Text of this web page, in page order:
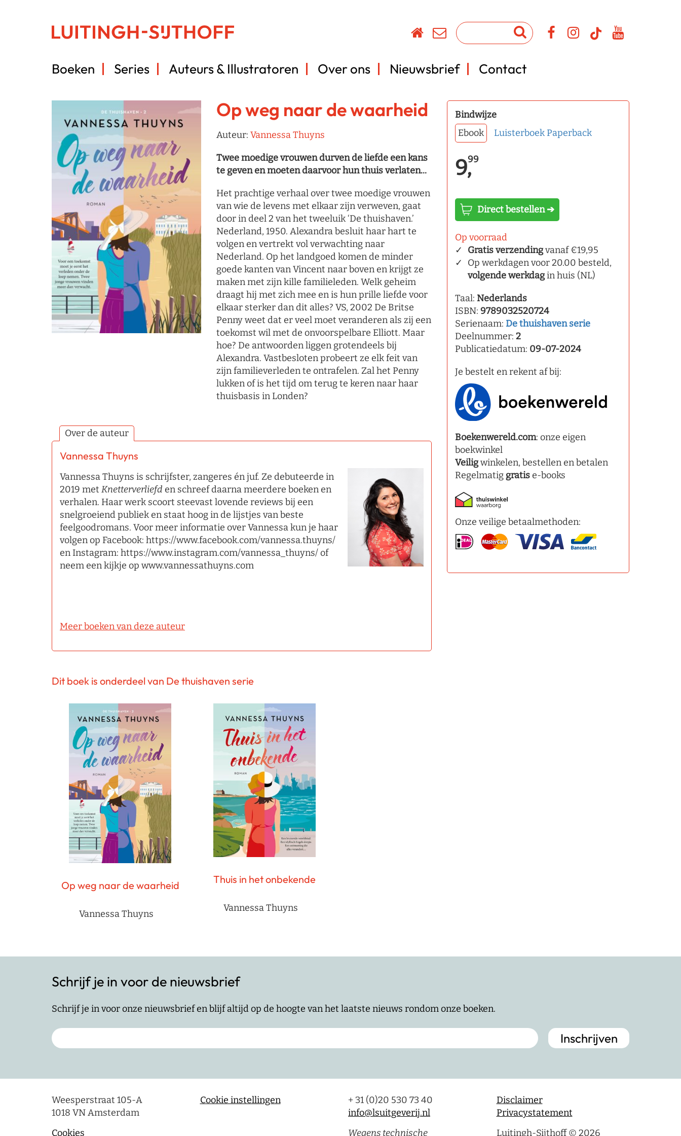
Boeken Series Auteurs & Illustratoren Over ons Nieuwsbrief Contact
Op weg naar de waarheid
Auteur: Vannessa Thuyns
Twee moedige vrouwen durven de liefde een kans
te geven en moeten daarvoor hun thuis verlaten...
Het prachtige verhaal over twee moedige vrouwen
van wie de levens met elkaar zijn verweven, gaat
door in deel 2 van het tweeluik ‘De thuishaven.’
Nederland, 1950. Alexandra besluit haar hart te
volgen en vertrekt vol verwachting naar
Nederland. Op het landgoed komen de minder
goede kanten van Vincent naar boven en krijgt ze
maken met zijn kille familieleden. Welk geheim
draagt hij met zich mee en is hun prille liefde voor
elkaar sterker dan dit alles? VS, 2002 De Britse
Penny weet dat er veel moet veranderen als zij een
toekomst wil met de onvoorspelbare Elliott. Maar
hoe? De antwoorden liggen grotendeels bij
Alexandra. Vastbesloten probeert ze elk feit van
zijn familieverleden te ontrafelen. Zal het Penny
lukken of is het tijd om terug te keren naar haar
thuisbasis in Londen?
Over de auteur
Vannessa Thuyns
Vannessa Thuyns is schrijfster, zangeres én juf. Ze debuteerde in
2019 met Knetterverliefd en schreef daarna meerdere boeken en
verhalen. Haar werk scoort steevast lovende reviews bij een
snelgroeiend publiek en staat hoog in de lijstjes van beste
feelgoodromans. Voor meer informatie over Vannessa kun je haar
volgen op Facebook: https://www.facebook.com/vannessa.thuyns/
en Instagram: https://www.instagram.com/vannessa_thuyns/ of
neem een kijkje op www.vannessathuyns.com
Meer boeken van deze auteur
Bindwijze
Ebook
Luisterboek Paperback
9,99
Direct bestellen ➔
Op voorraad
Gratis verzendingvanaf €19,95
Op werkdagen voor 20.00 besteld,
volgende werkdagin huis (NL)
Taal: Nederlands
ISBN: 9789032520724
Serienaam: De thuishaven serie
Deelnummer: 2
Publicatiedatum: 09-07-2024
Je bestelt en rekent af bij:
Boekenwereld.com: onze eigen
boekwinkel
Veiligwinkelen, bestellen en betalen
Regelmatig gratise-books
Onze veilige betaalmethoden:
Dit boek is onderdeel van De thuishaven serie
Op weg naar de waarheid
Vannessa Thuyns
Thuis in het onbekende
Vannessa Thuyns
Schrijf je in voor de nieuwsbrief
Schrijf je in voor onze nieuwsbrief en blijf altijd op de hoogte van het laatste nieuws rondom onze boeken.
Weesperstraat 105-A
1018 VN Amsterdam
Cookies
Cookie instellingen
+ 31 (0)20 530 73 40
info@lsuitgeverij.nl
Wegens technische
Disclaimer
Privacystatement
Luitingh-Sijthoff © 2026